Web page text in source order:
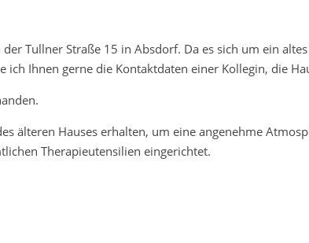
Tullner Straße 15 in Absdorf. Da es sich um ein
Ihnen gerne die Kontaktdaten einer Kollegin, die
älteren Hauses erhalten, um eine angenehme
Therapieutensilien eingerichtet.